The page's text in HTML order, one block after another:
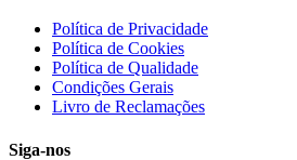
Política de Privacidade
Política de Cookies
Política de Qualidade
Condições Gerais
Livro de Reclamações
Siga-nos